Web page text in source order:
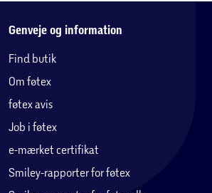
Genveje og information
Find butik
Om føtex
føtex avis
Job i føtex
e-mærket certifikat
Smiley-rapporter for føtex